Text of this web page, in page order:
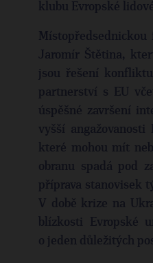
klubu Evropské
Jaromír Štětina,
jsou řešení
partnerství s EU
úspěšné završení
vyšší
které mohou mít
obranu spadá pod
příprava stanovisek
V době krize na
blízkosti Evropské
o jeden důležitých